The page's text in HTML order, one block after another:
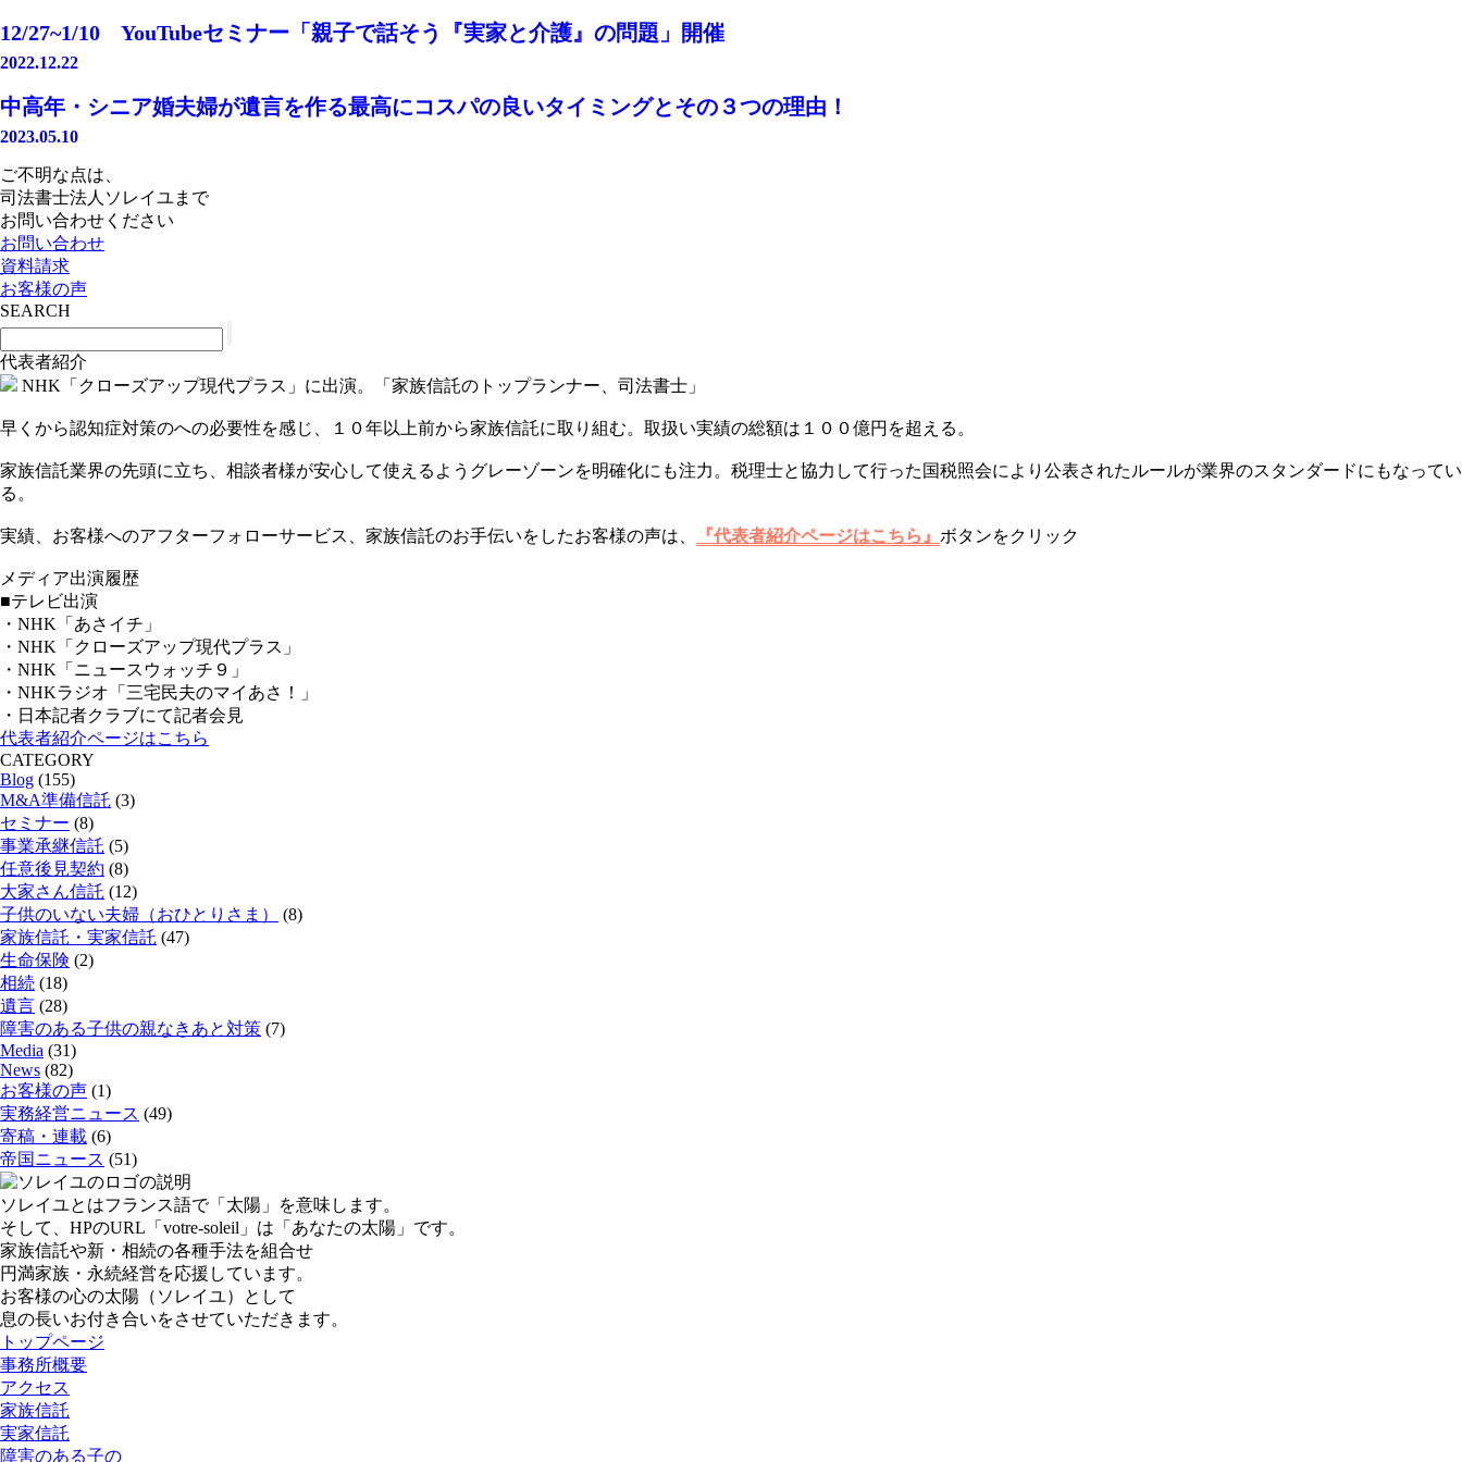
12/27~1/10 YouTubeセミナー「親子で話そう『実家と介護』の問題」開催
2022.12.22
中高年・シニア婚夫婦が遺言を作る最高にコスパの良いタイミングとその３つの理由！
2023.05.10
ご不明な点は、
司法書士法人ソレイユまで
お問い合わせください
お問い合わせ
資料請求
お客様の声
SEARCH
代表者紹介
NHK「クローズアップ現代プラス」に出演。「家族信託のトップランナー、司法書士」
早くから認知症対策のへの必要性を感じ、１０年以上前から家族信託に取り組む。取扱い実績の総額は１００億円を超える。
家族信託業界の先頭に立ち、相談者様が安心して使えるようグレーゾーンを明確化にも注力。税理士と協力して行った国税照会により公表されたルールが業界のスタンダードにもなってい
る。
実績、お客様へのアフターフォローサービス、家族信託のお手伝いをしたお客様の声は、 『代表者紹介ページはこちら』 ボタンをクリック
メディア出演履歴
■テレビ出演
・NHK「あさイチ」
・NHK「クローズアップ現代プラス」
・NHK「ニュースウォッチ９」
・NHKラジオ「三宅民夫のマイあさ！」
・日本記者クラブにて記者会見
代表者紹介ページはこちら
CATEGORY
Blog (155)
M&A準備信託 (3)
セミナー (8)
事業承継信託 (5)
任意後見契約 (8)
大家さん信託 (12)
子供のいない夫婦（おひとりさま）
(8)
家族信託・実家信託 (47)
生命保険 (2)
相続 (18)
遺言 (28)
障害のある子供の親なきあと対策 (7)
Media (31)
News (82)
お客様の声 (1)
実務経営ニュース (49)
寄稿・連載 (6)
帝国ニュース (51)
ソレイユとはフランス語で「太陽」を意味します。
そして、HPのURL「votre-soleil」は「あなたの太陽」です。
家族信託や新・相続の各種手法を組合せ
円満家族・永続経営を応援しています。
お客様の心の太陽（ソレイユ）として
息の長いお付き合いをさせていただきます。
トップページ
事務所概要
アクセス
家族信託
実家信託
障害のある子の